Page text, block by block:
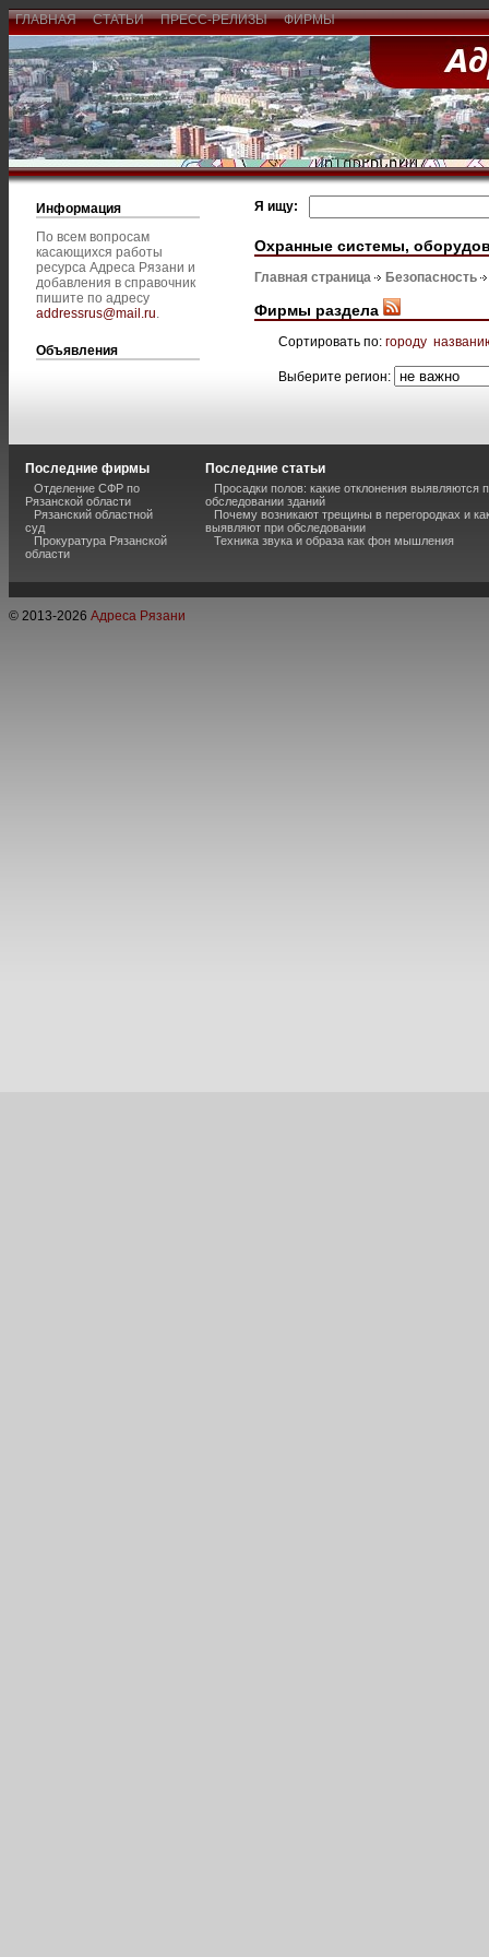
ГЛАВНАЯ СТАТЬИ ПРЕСС-РЕЛИЗЫ ФИРМЫ
Информация
По всем вопросам
касающихся работы
ресурса Адреса Рязани и
добавления в справочник
пишите по адресу
addressrus@mail.ru.
Объявления
Я ищу:
Охранные системы,
Главная страница Безопасность
Фирмы раздела
Сортировать по: городу
Выберите регион:
Последние фирмы
Отделение СФР по
Рязанской области
Рязанский областной
суд
Прокуратура Рязанской
области
Последние статьи
Просадки полов: какие отклонения выявляются
обследовании зданий
Почему возникают трещины в перегородках и
выявляют при обследовании
Техника звука и образа как фон мышления
© 2013-2026 Адреса Рязани